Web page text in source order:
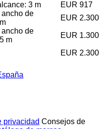
3 m
EUR 917
de
EUR 2.300
de
m
EUR 1.300
EUR 2.300
privacidad Consejos de